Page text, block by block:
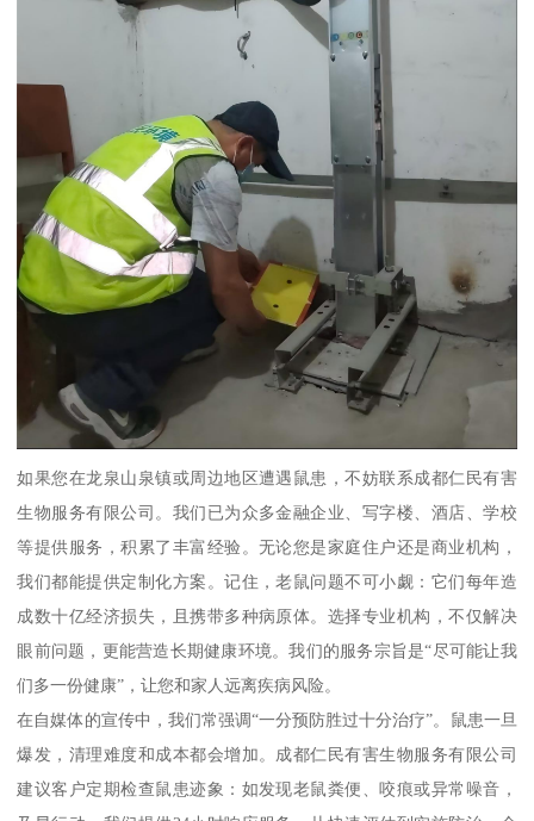
如果您在龙泉山泉镇或周边地区遭遇鼠患，不妨联系成都仁民有害
生物服务有限公司。我们已为众多金融企业、写字楼、酒店、学校
等提供服务，积累了丰富经验。无论您是家庭住户还是商业机构，
我们都能提供定制化方案。记住，老鼠问题不可小觑：它们每年造
成数十亿经济损失，且携带多种病原体。选择专业机构，不仅解决
眼前问题，更能营造长期健康环境。我们的服务宗旨是“尽可能让我
们多一份健康”，让您和家人远离疾病风险。
在自媒体的宣传中，我们常强调“一分预防胜过十分治疗”。鼠患一旦
爆发，清理难度和成本都会增加。成都仁民有害生物服务有限公司
建议客户定期检查鼠患迹象：如发现老鼠粪便、咬痕或异常噪音，